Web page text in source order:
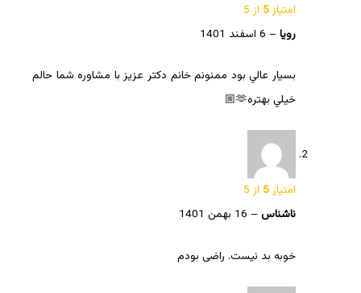
امتیاز5 از 5
رويا – 6 اسفند 1401
بسيار عالي بود ممنونم خانم دكتر عزيز با مشاوره شما حالم
خيلي بهتره🫶🏼
امتیاز5 از 5
ناشناس – 16 بهمن 1401
خوبه بد نیست. راضی بودم